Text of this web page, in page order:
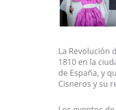
La Revolución
1810 en la
de España, y
Cisneros y su